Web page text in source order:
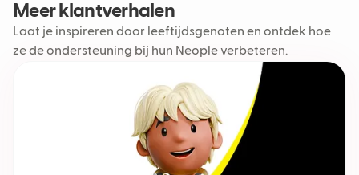
Meer klantverhalen
Laat je inspireren door leeftijdsgenoten en ontdek hoe
ze de ondersteuning bij hun Neople verbeteren.